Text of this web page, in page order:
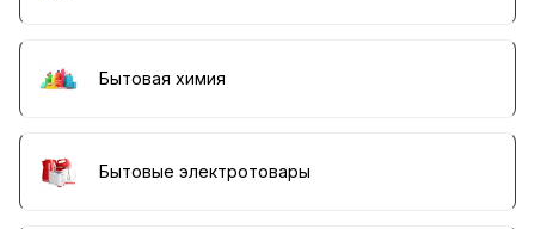
Бытовая химия
Бытовые электротовары